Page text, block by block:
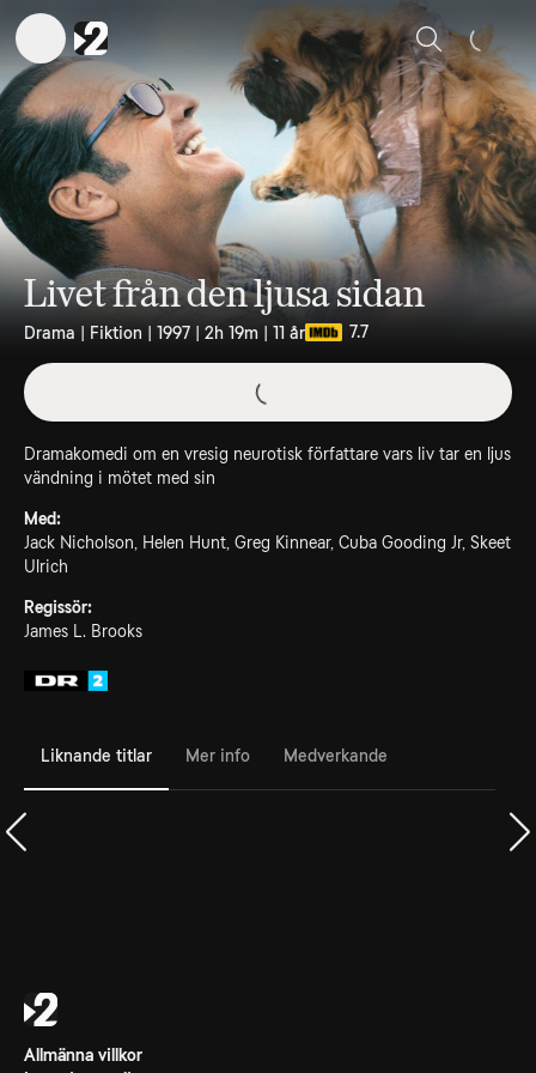
Sök
Livet från den ljusa sidan
Drama | Fiktion | 1997 | 2h 19m | 11 år 7.7
Dramakomedi om en vresig neurotisk författare vars liv tar en ljus
vändning i mötet med sin
Med:
Jack Nicholson, Helen Hunt, Greg Kinnear, Cuba Gooding Jr, Skeet
Ulrich
Regissör:
James L. Brooks
Liknande titlar Mer info Medverkande
Allmänna villkor